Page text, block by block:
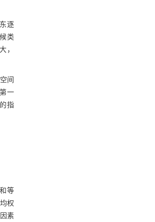
逐
类
，
间
一
指
等
权
素